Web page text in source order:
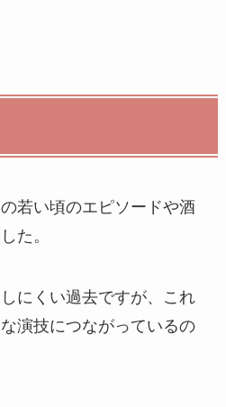
若い頃のエピソードや酒
た。
にくい過去ですが、これ
演技につながっているの